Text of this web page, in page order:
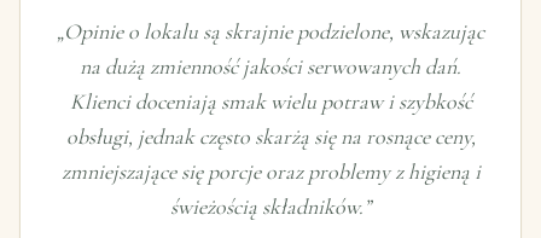
„Opinie o lokalu są skrajnie podzielone, wskazując
na dużą zmienność jakości serwowanych dań.
Klienci doceniają smak wielu potraw i szybkość
obsługi, jednak często skarżą się na rosnące ceny,
zmniejszające się porcje oraz problemy z higieną i
świeżością składników.”